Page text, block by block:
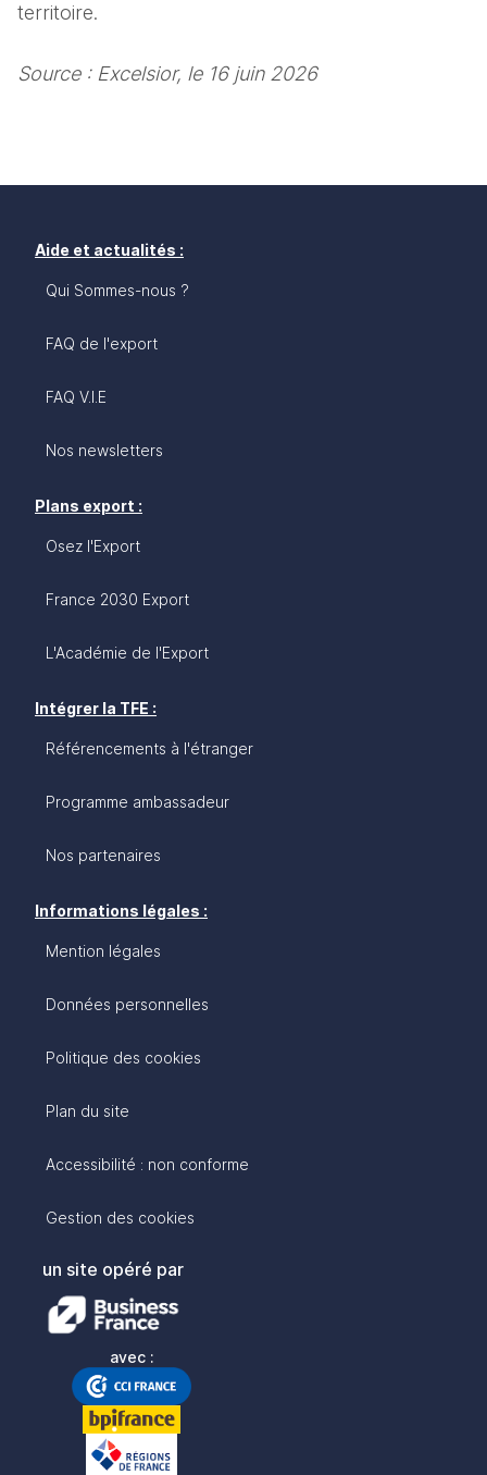
territoire.
Source : Excelsior, le 16 juin 2026
Aide et actualités :
Qui Sommes-nous ?
FAQ de l'export
FAQ V.I.E
Nos newsletters
Plans export :
Osez l'Export
France 2030 Export
L'Académie de l'Export
Intégrer la TFE :
Référencements à l'étranger
Programme ambassadeur
Nos partenaires
Informations légales :
Mention légales
Données personnelles
Politique des cookies
Plan du site
Accessibilité : non conforme
Gestion des cookies
un site opéré par
avec :